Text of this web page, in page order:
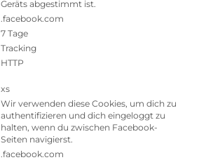
Geräts abgestimmt ist.
.facebook.com
7 Tage
Tracking
HTTP
xs
Wir verwenden diese Cookies, um dich zu
authentifizieren und dich eingeloggt zu
halten, wenn du zwischen Facebook-
Seiten navigierst.
.facebook.com